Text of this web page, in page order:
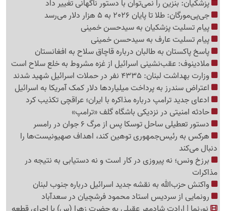
پزشکیان: بنزین را نمی‌توان با دستور ناگهانی تغییر داد
جی‌پی‌مورگان: طلا تا پایان 2026 به 5 هزار دلار می‌رسد
پیام تسلیت پزشکیان به سیدحسن خمینی
پیام تسلیت عارف به سیدحسن خمینی
پاسخ پاکستان به طالبان درباره قاچاق سلاح به افغانستان
ملادینوف: عقب‌نشینی اسرائیل از غزه مشروط به خلع سلاح است
وزارت بهداشت لبنان: 4335 نفر در حملات اسرائیل شهید شدند
اعتراض سندرز به پرداخت میلیاردها دلار کمک آمریکا به اسرائیل
ادعای جدید ترامپ درباره مذاکره با ایران؛ عراقچی تکذیب کرد
حادثه امنیتی در نزدیکی باشگاه گلف «ترامپ»
دستور تعطیلی ساحل توسکا پس از مرگ 6 جوان در رامسر
هرکس به رئیس‌جمهوری توهین کند، اهداف صهیونیست‌ها را
دنبال می‌کند
برزخ ونس؛ نه پیروزی در کار است و نه دستیابی به نتیجه در
مذاکرات
واکنش حزب‌الله به نقشه جدید اسرائیل درباره جنوب لبنان
رونمایی از سردیس استاد محمود فرشچیان در سعدآباد